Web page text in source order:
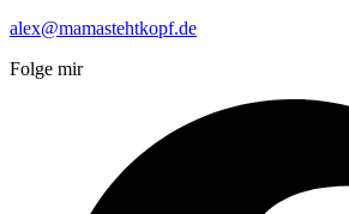
alex@mamastehtkopf.de
Folge mir